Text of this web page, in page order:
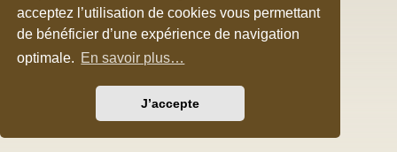
acceptez l’utilisation de cookies vous permettant
de bénéficier d’une expérience de navigation
optimale. En savoir plus…
J’accepte